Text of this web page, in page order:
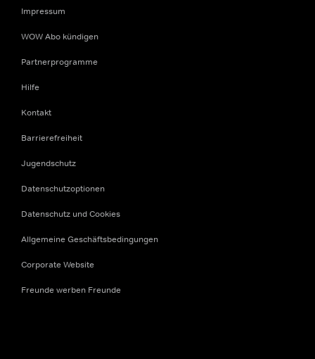
Impressum
WOW Abo kündigen
Partnerprogramme
Hilfe
Kontakt
Barrierefreiheit
Jugendschutz
Datenschutzoptionen
Datenschutz und Cookies
Allgemeine Geschäftsbedingungen
Corporate Website
Freunde werben Freunde